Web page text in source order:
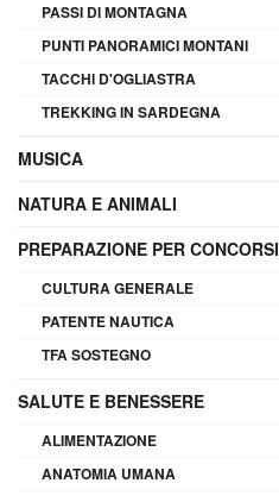
PASSI DI MONTAGNA
PUNTI PANORAMICI MONTANI
TACCHI D'OGLIASTRA
TREKKING IN SARDEGNA
MUSICA
NATURA E ANIMALI
PREPARAZIONE PER CONCORSI
CULTURA GENERALE
PATENTE NAUTICA
TFA SOSTEGNO
SALUTE E BENESSERE
ALIMENTAZIONE
ANATOMIA UMANA